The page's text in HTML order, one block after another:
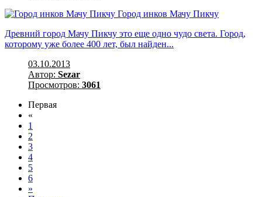
Город инков Мачу Пикчу
Древний город Мачу Пикчу это еще одно чудо света. Город,
которому уже более 400 лет, был найден...
03.10.2013
Автор: Sezar
Просмотров: 3061
Первая
«
1
2
3
4
5
6
»